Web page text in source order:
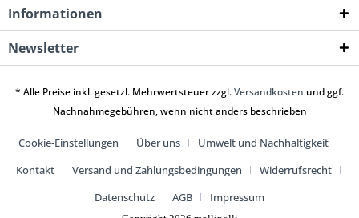
Informationen
Newsletter
* Alle Preise inkl. gesetzl. Mehrwertsteuer zzgl.Versandkosten und ggf.
Nachnahmegebühren, wenn nicht anders beschrieben
Cookie-Einstellungen Über uns
Umwelt und Nachhaltigkeit
Kontakt
Versand und Zahlungsbedingungen
Widerrufsrecht
Datenschutz
AGB Impressum